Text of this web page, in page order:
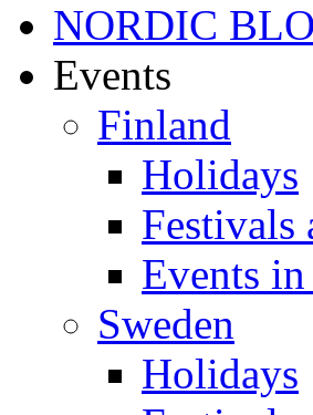
NORDIC
Events
Finland
Holidays
Festivals
Events
Sweden
Holidays